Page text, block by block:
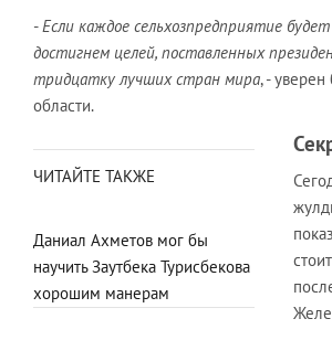
- Если каждое сельхозпредприятие
достигнем целей, поставленных
тридцатку лучших стран мира, -
области.
ЧИТАЙТЕ ТАКЖЕ
Даниал Ахметов мог бы
научить Заутбека Турисбекова
хорошим манерам